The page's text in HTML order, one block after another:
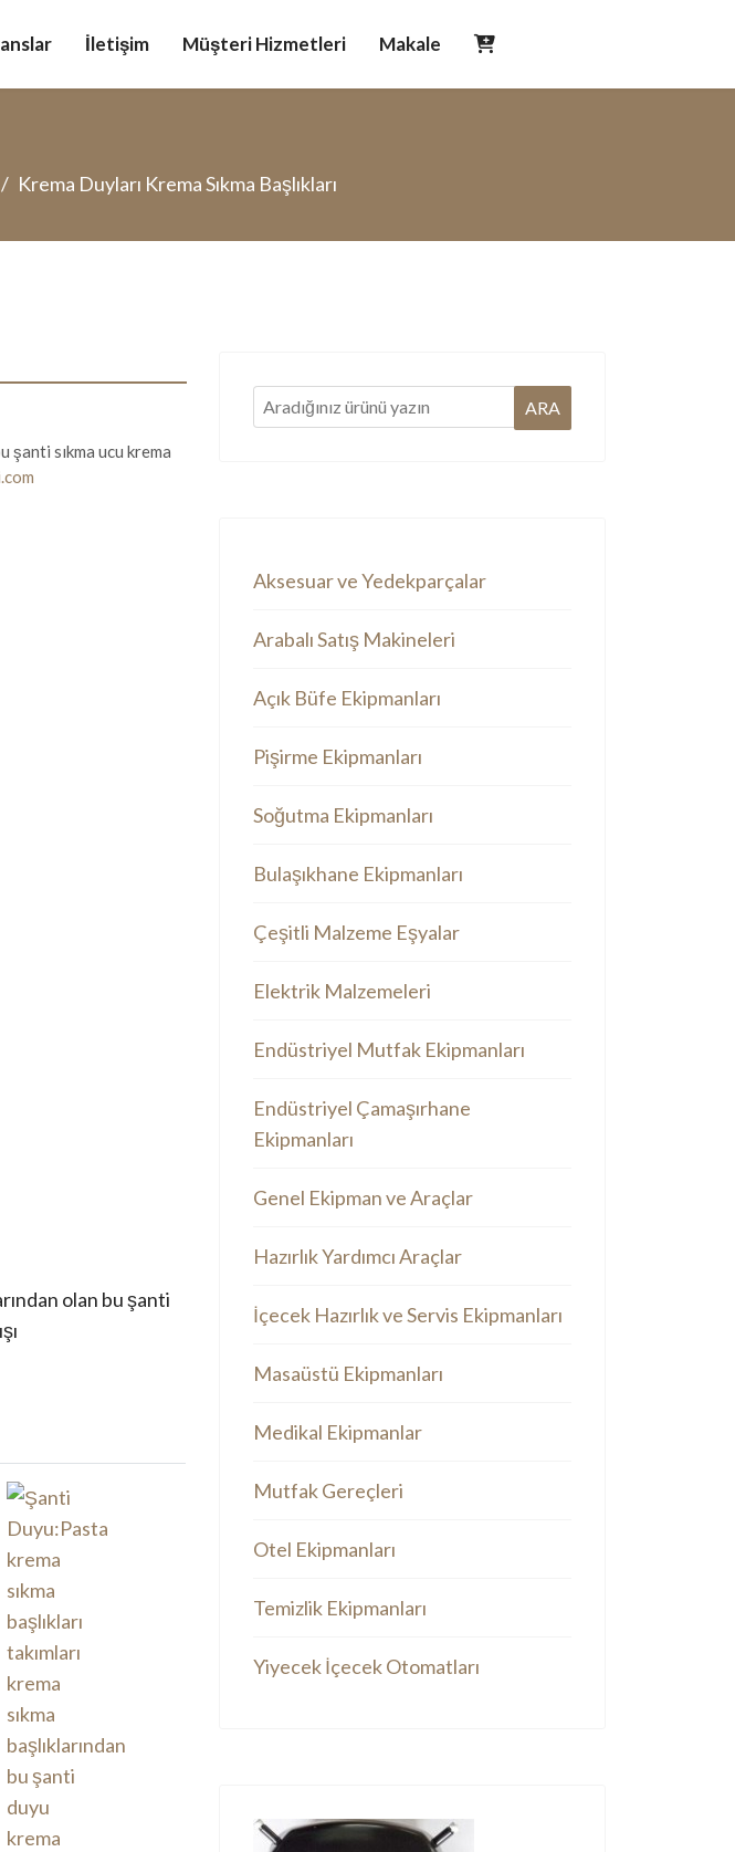
İletişim Müşteri Hizmetleri Makale
Krema Duyları Krema Sıkma Başlıkları
şanti sıkma ucu krema
olan bu şanti
Aksesuar ve Yedekparçalar
Arabalı Satış Makineleri
Açık Büfe Ekipmanları
Pişirme Ekipmanları
Soğutma Ekipmanları
Bulaşıkhane Ekipmanları
Çeşitli Malzeme Eşyalar
Elektrik Malzemeleri
Endüstriyel Mutfak Ekipmanları
Endüstriyel Çamaşırhane
Ekipmanları
Genel Ekipman ve Araçlar
Hazırlık Yardımcı Araçlar
İçecek Hazırlık ve Servis Ekipmanları
Masaüstü Ekipmanları
Medikal Ekipmanlar
Mutfak Gereçleri
Otel Ekipmanları
Temizlik Ekipmanları
Yiyecek İçecek Otomatları